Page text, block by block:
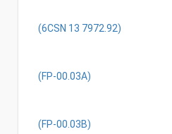
(6СSN 13 7972.92)
(FР-00.03А)
(FР-00.03В)